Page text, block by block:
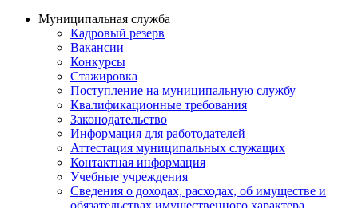
Муниципальная служба
Кадровый резерв
Вакансии
Конкурсы
Стажировка
Поступление на муниципальную службу
Квалификационные требования
Законодательство
Информация для работодателей
Аттестация муниципальных служащих
Контактная информация
Учебные учреждения
Сведения о доходах, расходах, об имуществе и